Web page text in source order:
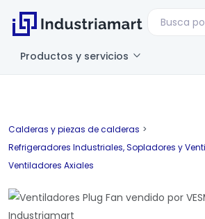
Productos y servicios
Calderas y piezas de calderas >
Refrigeradores Industriales, Sopladores y
Ventiladores Axiales